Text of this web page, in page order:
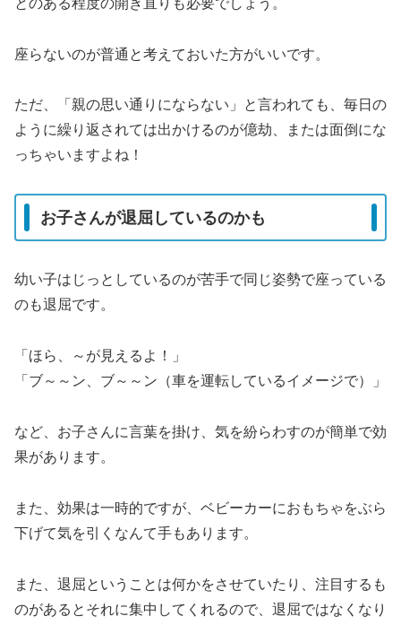
座らないのが普通と考えておいた方がいいです。
ただ、「親の思い通りにならない」と言われても、毎日の
ように繰り返されては出かけるのが億劫、または面倒にな
っちゃいますよね！
お子さんが退屈しているのかも
幼い子はじっとしているのが苦手で同じ姿勢で座っている
のも退屈です。
「ほら、～が見えるよ！」
「ブ～～ン、ブ～～ン（車を運転しているイメージで）」
など、お子さんに言葉を掛け、気を紛らわすのが簡単で効
果があります。
また、効果は一時的ですが、ベビーカーにおもちゃをぶら
下げて気を引くなんて手もあります。
また、退屈ということは何かをさせていたり、注目するも
のがあるとそれに集中してくれるので、退屈ではなくなり